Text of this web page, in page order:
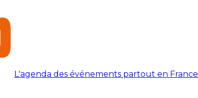
L'agenda des événements partout en France